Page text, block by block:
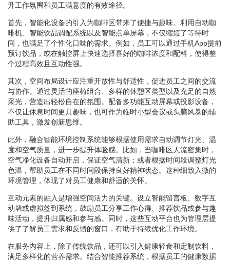
升工作氛围和员工满意度的有效途径。
首先，智能化设备的引入为咖啡区带来了便捷与趣味。利用自动咖
啡机、智能饮品调配系统以及智能点单屏幕，不仅缩短了等待时
间，也满足了个性化口味的需求。例如，员工可以通过手机App提前
预订饮品，或在触控屏上快速选择喜好的咖啡浓度和配料，使得整
个过程高效且互动性强。
其次，空间布局设计应注重开放性与舒适性，促进员工之间的交流
与协作。通过灵活的座椅组合、多样的休憩区类型以及充足的自然
采光，营造出轻松自在的氛围。配备多功能互动屏幕或投影设备，
不仅让休息时间更具趣味，也可作为临时小型会议或头脑风暴的辅
助工具，激发创新思维。
此外，融合智能环境控制系统能够根据使用需求自动调节灯光、温
度和空气质量，进一步提升体验感。比如，当咖啡区人流密集时，
空气净化设备自动开启，保证空气清新；或者根据时间段调整灯光
色温，帮助员工在不同时间段保持良好精神状态。这种细致入微的
环境管理，体现了对员工健康和舒适的关怀。
互动元素的融入是增强空间活力的关键。设立智能留言板、数字互
动墙或虚拟签到系统，鼓励员工分享工作心得、推荐饮品或参与趣
味活动，提升归属感和参与感。同时，这些互动平台也为管理层提
供了了解员工需求和反馈的窗口，有助于持续优化工作环境。
在服务内容上，除了传统饮品，还可以引入健康轻食和定制饮料，
满足多样化的营养需求。结合智能推荐系统，根据员工的健康数据